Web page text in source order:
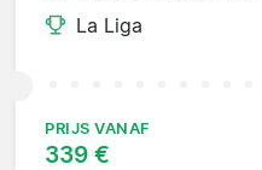
La Liga
PRIJS VANAF
339 €